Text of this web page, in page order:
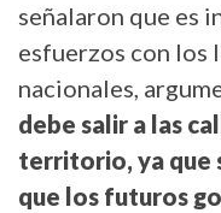
señalaron que es
esfuerzos con
nacionales,
debe salir a las
territorio, ya que
que los futuros